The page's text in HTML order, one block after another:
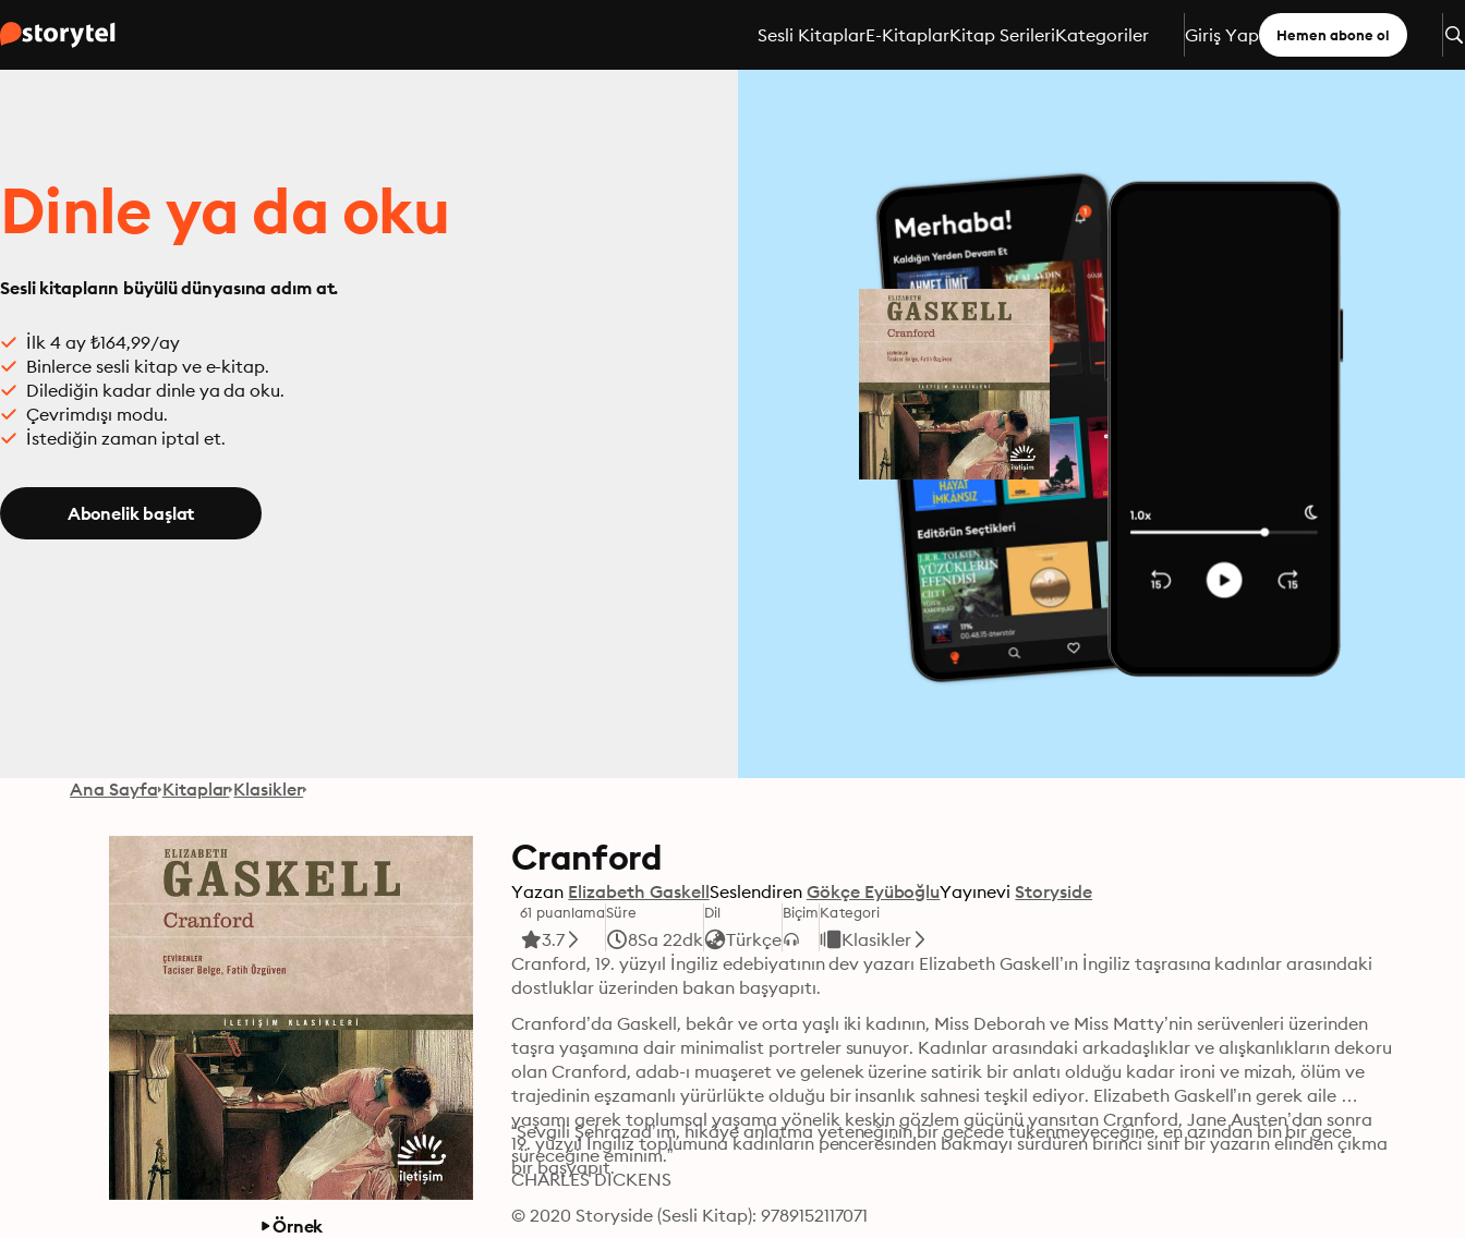
Sesli KitaplarE-KitaplarKitap SerileriKategoriler Giriş Yap Hemen abone ol
Dinle ya da oku
Sesli kitapların büyülü dünyasına adım at.
İlk 4 ay ₺164,99/ay
Binlerce sesli kitap ve e-kitap.
Dilediğin kadar dinle ya da oku.
Çevrimdışı modu.
İstediğin zaman iptal et.
Abonelik başlat
Ana Sayfa Kitaplar Klasikler
Örnek
Cranford
Yazan Elizabeth GaskellSeslendiren Gökçe EyüboğluYayınevi Storyside
61 puanlama
3.7
Süre
8Sa 22dk
Dil
Türkçe
BiçimKategori
Klasikler
Cranford, 19. yüzyıl İngiliz edebiyatının dev yazarı Elizabeth Gaskell’ın İngiliz taşrasına kadınlar arasındaki
dostluklar üzerinden bakan başyapıtı.
Cranford’da Gaskell, bekâr ve orta yaşlı iki kadının, Miss Deborah ve Miss Matty’nin serüvenleri üzerinden
taşra yaşamına dair minimalist portreler sunuyor. Kadınlar arasındaki arkadaşlıklar ve alışkanlıkların dekoru
olan Cranford, adab-ı muaşeret ve gelenek üzerine satirik bir anlatı olduğu kadar ironi ve mizah, ölüm ve
trajedinin eşzamanlı yürürlükte olduğu bir insanlık sahnesi teşkil ediyor. Elizabeth Gaskell’ın gerek aile
yaşamı gerek toplumsal yaşama yönelik keskin gözlem gücünü yansıtan Cranford, Jane Austen’dan sonra
19. yüzyıl İngiliz toplumuna kadınların penceresinden bakmayı sürdüren birinci sınıf bir yazarın elinden çıkma
bir başyapıt.
“Sevgili Şehrazad’ım, hikâye anlatma yeteneğinin bir gecede tükenmeyeceğine, en azından bin bir gece
süreceğine eminim.”
CHARLES DICKENS
© 2020 Storyside (Sesli Kitap): 9789152117071